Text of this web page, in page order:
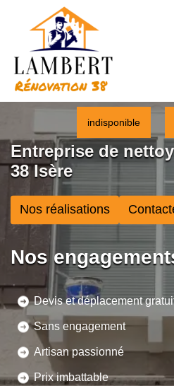
indisponible
Entreprise de
38 Isère
Nos réalisations
Nos
Devis et déplacement
Sans engagement
Artisan passionné
Prix imbattable